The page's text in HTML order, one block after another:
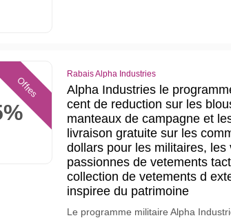
Offres
Rabais Alpha Industries
Alpha Industries le
cent de reduction sur les
manteaux de campagne et
livraison gratuite sur les
dollars pour les militaires, les
passionnes de vetements
collection de vetements d
inspiree du patrimoine
Le programme militaire Alpha